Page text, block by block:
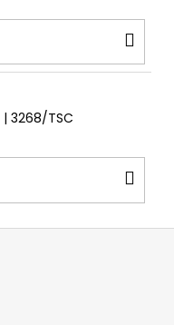
| 3268/TSC